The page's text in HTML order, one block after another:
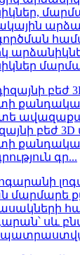
բեժ
գր...
սև